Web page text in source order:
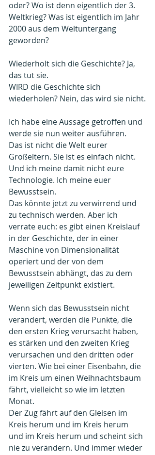
oder? Wo ist denn eigentlich der 3.
Weltkrieg? Was ist eigentlich im Jahr
2000 aus dem Weltuntergang
geworden?
Wiederholt sich die Geschichte? Ja,
das tut sie.
WIRD die Geschichte sich
wiederholen? Nein, das wird sie nicht.
Ich habe eine Aussage getroffen und
werde sie nun weiter ausführen.
Das ist nicht die Welt eurer
Großeltern. Sie ist es einfach nicht.
Und ich meine damit nicht eure
Technologie. Ich meine euer
Bewusstsein.
Das könnte jetzt zu verwirrend und
zu technisch werden. Aber ich
verrate euch: es gibt einen Kreislauf
in der Geschichte, der in einer
Maschine von Dimensionalität
operiert und der von dem
Bewusstsein abhängt, das zu dem
jeweiligen Zeitpunkt existiert.
Wenn sich das Bewusstsein nicht
verändert, werden die Punkte, die
den ersten Krieg verursacht haben,
es stärken und den zweiten Krieg
verursachen und den dritten oder
vierten. Wie bei einer Eisenbahn, die
im Kreis um einen Weihnachtsbaum
fährt, vielleicht so wie im letzten
Monat.
Der Zug fährt auf den Gleisen im
Kreis herum und im Kreis herum
und im Kreis herum und scheint sich
nie zu verändern. Und immer wieder